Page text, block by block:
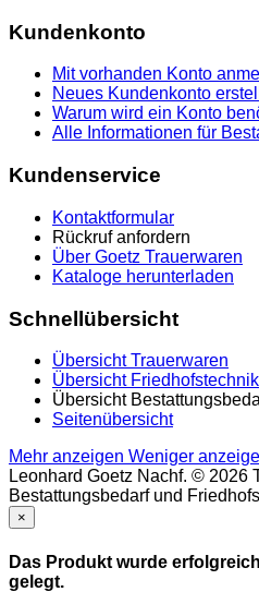
Kundenkonto
Mit vorhanden Konto
Neues Kundenkonto
Warum wird ein Konto
Alle Informationen für
Kundenservice
Kontaktformular
Rückruf anfordern
Über Goetz Trauerwaren
Kataloge herunterladen
Schnellübersicht
Übersicht Trauerwaren
Übersicht Friedhofstechnik
Übersicht
Seitenübersicht
Mehr anzeigen Weniger
Leonhard Goetz Nachf. © 2026
Bestattungsbedarf und
×
Das Produkt wurde
gelegt.